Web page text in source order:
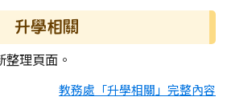
升學相關
理頁面。
教務處「升學相關」完整內容